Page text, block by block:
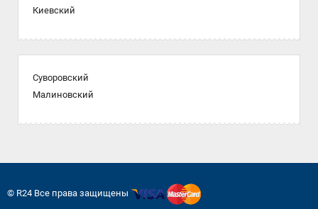
Киевский
Суворовский
Малиновский
© R24 Все права защищены